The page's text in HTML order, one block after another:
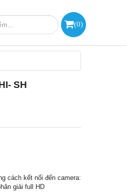
(0)
SH
cách kết nối đến camera:
giải full HD